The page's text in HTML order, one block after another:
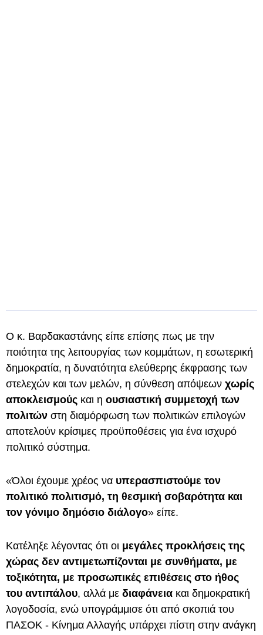
Ο κ. Βαρδακαστάνης είπε επίσης πως με την
ποιότητα της λειτουργίας των κομμάτων, η εσωτερική
δημοκρατία, η δυνατότητα ελεύθερης έκφρασης των
στελεχών και των μελών, η σύνθεση απόψεων χωρίς
αποκλεισμούς και η ουσιαστική συμμετοχή των
πολιτών στη διαμόρφωση των πολιτικών επιλογών
αποτελούν κρίσιμες προϋποθέσεις για ένα ισχυρό
πολιτικό σύστημα.
«Όλοι έχουμε χρέος να υπερασπιστούμε τον
πολιτικό πολιτισμό, τη θεσμική σοβαρότητα και
τον γόνιμο δημόσιο διάλογο» είπε.
Κατέληξε λέγοντας ότι οι μεγάλες προκλήσεις της
χώρας δεν αντιμετωπίζονται με συνθήματα, με
τοξικότητα, με προσωπικές επιθέσεις στο ήθος
του αντιπάλου, αλλά με διαφάνεια και δημοκρατική
λογοδοσία, ενώ υπογράμμισε ότι από σκοπιά του
ΠΑΣΟΚ - Κίνημα Αλλαγής υπάρχει πίστη στην ανάγκη